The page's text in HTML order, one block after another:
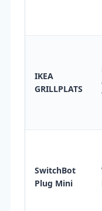
IKEA
GRILLPLATS
SwitchBot
Plug Mini